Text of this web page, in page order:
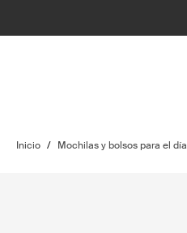
Inicio / Mochilas y bolsos para el día